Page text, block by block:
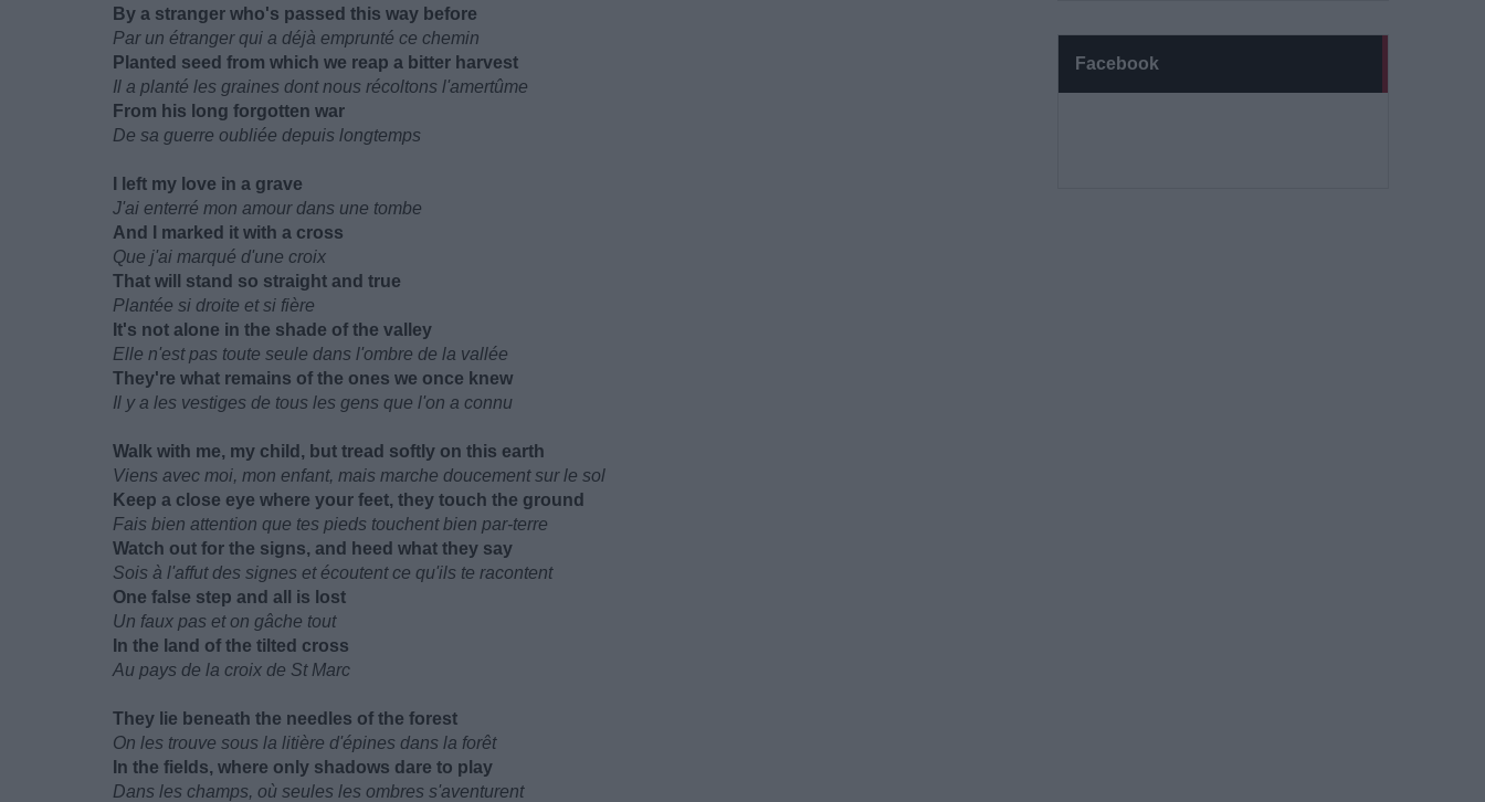
Facebook
By a stranger who's passed this way before
Par un étranger qui a déjà emprunté ce chemin
Planted seed from which we reap a bitter harvest
Il a planté les graines dont nous récoltons l'amertûme
From his long forgotten war
De sa guerre oubliée depuis longtemps
I left my love in a grave
J'ai enterré mon amour dans une tombe
And I marked it with a cross
Que j'ai marqué d'une croix
That will stand so straight and true
Plantée si droite et si fière
It's not alone in the shade of the valley
Elle n'est pas toute seule dans l'ombre de la vallée
They're what remains of the ones we once knew
Il y a les vestiges de tous les gens que l'on a connu
Walk with me, my child, but tread softly on this earth
Viens avec moi, mon enfant, mais marche doucement sur le sol
Keep a close eye where your feet, they touch the ground
Fais bien attention que tes pieds touchent bien par-terre
Watch out for the signs, and heed what they say
Sois à l'affut des signes et écoutent ce qu'ils te racontent
One false step and all is lost
Un faux pas et on gâche tout
In the land of the tilted cross
Au pays de la croix de St Marc
They lie beneath the needles of the forest
On les trouve sous la litière d'épines dans la forêt
In the fields, where only shadows dare to play
Dans les champs, où seules les ombres s'aventurent